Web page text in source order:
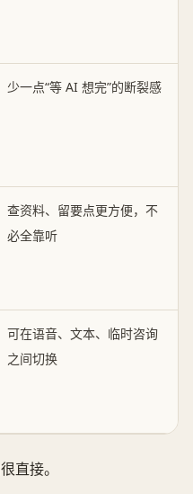
少一点“等 AI 想完”的断裂感
查资料、留要点更方便，不
必全靠听
可在语音、文本、临时咨询
之间切换
直接。